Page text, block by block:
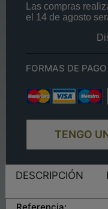
Las compras
el 14 de agosto
FORMAS DE PAGO
TENGO
DESCRIPCIÓN